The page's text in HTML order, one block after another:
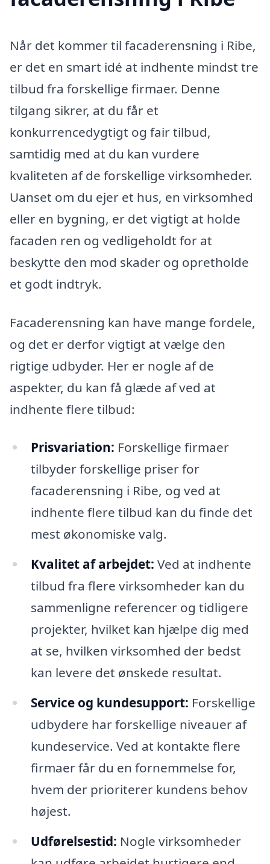
Når det kommer til facaderensning i Ribe,
er det en smart idé at indhente mindst tre
tilbud fra forskellige firmaer. Denne
tilgang sikrer, at du får et
konkurrencedygtigt og fair tilbud,
samtidig med at du kan vurdere
kvaliteten af de forskellige virksomheder.
Uanset om du ejer et hus, en virksomhed
eller en bygning, er det vigtigt at holde
facaden ren og vedligeholdt for at
beskytte den mod skader og opretholde
et godt indtryk.
Facaderensning kan have mange fordele,
og det er derfor vigtigt at vælge den
rigtige udbyder. Her er nogle af de
aspekter, du kan få glæde af ved at
indhente flere tilbud:
Prisvariation: Forskellige firmaer
tilbyder forskellige priser for
facaderensning i Ribe, og ved at
indhente flere tilbud kan du finde det
mest økonomiske valg.
Kvalitet af arbejdet: Ved at indhente
tilbud fra flere virksomheder kan du
sammenligne referencer og tidligere
projekter, hvilket kan hjælpe dig med
at se, hvilken virksomhed der bedst
kan levere det ønskede resultat.
Service og kundesupport: Forskellige
udbydere har forskellige niveauer af
kundeservice. Ved at kontakte flere
firmaer får du en fornemmelse for,
hvem der prioriterer kundens behov
højest.
Udførelsestid: Nogle virksomheder